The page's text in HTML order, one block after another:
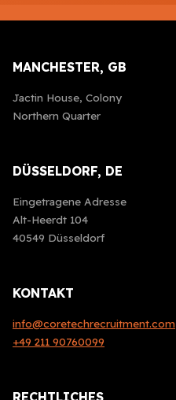
MANCHESTER, GB
Jactin House, Colony
Northern Quarter
DÜSSELDORF, DE
Eingetragene Adresse
Alt-Heerdt 104
40549 Düsseldorf
KONTAKT
info@coretechrecruitment.com
+49 211 90760099
RECHTLICHES